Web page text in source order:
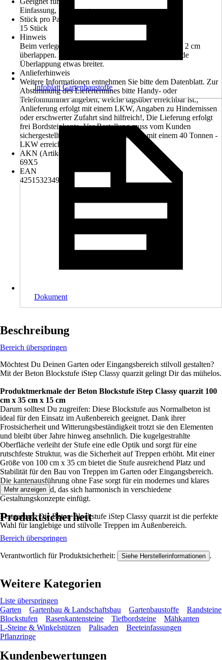
Einfassung, Sanierung
Stück pro Palette
15 Stück
Hinweis
Beim verlegen beachten, dass die Stufen mindestens 2 cm
überlappen. Die oberste Stufe wird durch die fehlende
Überlappung etwas breiter.
Anlieferhinweis
Weitere Informationen entnehmen Sie bitte dem Datenblatt. Zur
Abstimmung des Liefertermines bitte Handy- oder
Telefonnummer angeben, welche tagsüber erreichbar ist.,
Anlieferung erfolgt mit einem LKW, Angaben zu Hindernissen
oder erschwerter Zufahrt sind hilfreich!, Die Lieferung erfolgt
frei Bordsteinkante, Vor Bestellung muss vom Kunden
sichergestellt sein, dass die Entladestelle mit einem 40 Tonnen -
LKW erreichbar ist.
AKN (Artikelkurznummer)
69X5
EAN
4251532349976
Infoblatt Gartenbaustoffe
Dokument
Beschreibung
Bereich überspringen
Möchtest Du Deinen Garten oder Eingangsbereich stilvoll gestalten?
Mit der Beton Blockstufe iStep Classy quarzit gelingt Dir das mühelos.
Produktmerkmale der Beton Blockstufe iStep Classy quarzit 100
cm x 35 cm x 15 cm
Darum solltest Du zugreifen: Diese Blockstufe aus Normalbeton ist
ideal für den Einsatz im Außenbereich geeignet. Dank ihrer
Frostsicherheit und Witterungsbeständigkeit trotzt sie den Elementen
und bleibt über Jahre hinweg ansehnlich. Die kugelgestrahlte
Oberfläche verleiht der Stufe eine edle Optik und sorgt für eine
rutschfeste Struktur, was die Sicherheit auf Treppen erhöht. Mit einer
Größe von 100 cm x 35 cm bietet die Stufe ausreichend Platz und
Stabilität für den Bau von Treppen im Garten oder Eingangsbereich.
Die kantenausführung ohne Fase sorgt für ein modernes und klares
Erscheinungsbild, das sich harmonisch in verschiedene
Gestaltungskonzepte einfügt.
Festgezurrt: Die Beton Blockstufe iStep Classy quarzit ist die perfekte
Wahl für langlebige und stilvolle Treppen im Außenbereich.
Mehr anzeigen
Produktsicherheit
Bereich überspringen
Verantwortlich für Produktsicherheit: Siehe Herstellerinformationen .
Weitere Kategorien
Liste überspringen
Garten
Gartenbau & Landschaftsbau Gartenbaustoffe
Randsteine
Blockstufen
Rasenkantensteine Tiefbordsteine
Mähkanten
L-Steine & Winkelstützen
Palisaden
Beeteinfassungen
Pflanzringe
Kundenbewertungen